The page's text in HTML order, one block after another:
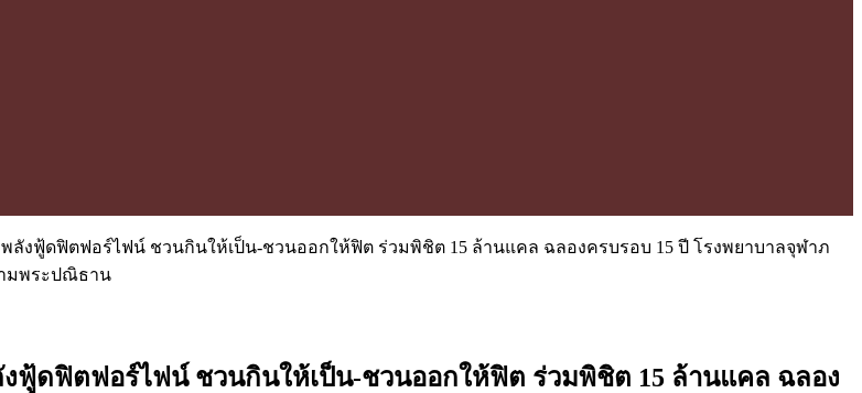
งฟู้ดฟิตฟอร์ไฟน์ ชวนกินให้เป็น-ชวนออกให้ฟิต ร่วมพิชิต 15 ล้านแคล ฉลองครบรอบ 15 ปี โรงพยาบาลจุฬาภ
มพระปณิธาน
ดฟิตฟอร์ไฟน์ ชวนกินให้เป็น-ชวนออกให้ฟิต ร่วมพิชิต 15 ล้านแคล ฉลอง